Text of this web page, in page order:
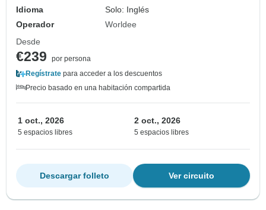
Idioma
Solo: Inglés
Operador
Worldee
Desde
€239
por persona
Regístrate para acceder a los descuentos
Precio basado en una habitación compartida
1 oct., 2026
5 espacios libres
2 oct., 2026
5 espacios libres
Ver circuito
Descargar folleto